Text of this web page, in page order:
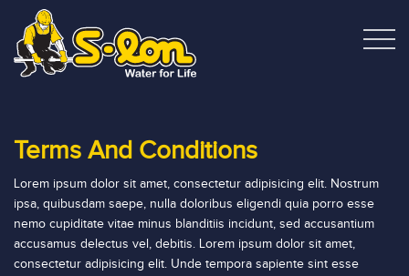
Terms And Conditions
Lorem ipsum dolor sit amet, consectetur adipisicing elit. Nostrum
ipsa, quibusdam saepe, nulla doloribus eligendi quia porro esse
nemo cupiditate vitae minus blanditiis incidunt, sed accusantium
accusamus delectus vel, debitis. Lorem ipsum dolor sit amet,
consectetur adipisicing elit. Unde tempora sapiente sint esse